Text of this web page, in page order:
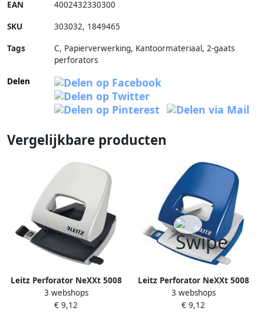
EAN 4002432330300
SKU 303032, 1849465
Tags
C, Papierverwerking, Kantoormateriaal, 2-gaats
perforators
Delen
Vergelijkbare producten
Leitz Perforator NeXXt 5008
2-gaats 30vel grijs
3 webshops
€ 9,12
Leitz Perforator NeXXt 5008
2 gaats 30vel blauw
3 webshops
€ 9,12